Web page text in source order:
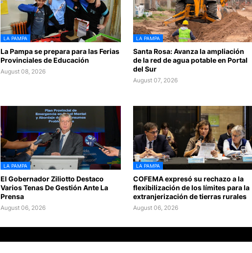
LA PAMPA
La Pampa se prepara para las Ferias
Provinciales de Educación
August 08, 2026
LA PAMPA
Santa Rosa: Avanza la ampliación
de la red de agua potable en Portal
del Sur
August 07, 2026
LA PAMPA
El Gobernador Ziliotto Destaco
Varios Tenas De Gestión Ante La
Prensa
August 06, 2026
LA PAMPA
COFEMA expresó su rechazo a la
flexibilización de los límites para la
extranjerización de tierras rurales
August 06, 2026